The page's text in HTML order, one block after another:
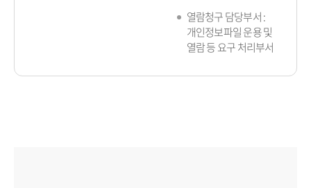
열람청구 담당부서 :
개인정보파일 운용 및
열람 등 요구 처리부서